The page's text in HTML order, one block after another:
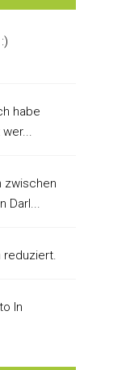
habe
zwischen
Darl...
reduziert.
In